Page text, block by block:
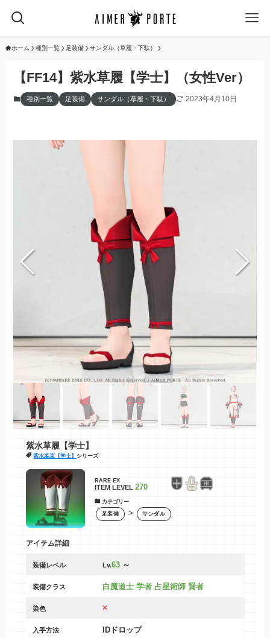
ホーム 種別一覧 足装備 サンダル（草履・下駄）
【FF14】紫水草履【学士】（女性Ver）
種別一覧 足装備 サンダル（草履・下駄） 2023年4月10日
紫水草履【学士】
紫水装束【学士】 シリーズ
RARE EX
ITEM LEVEL 270
カテゴリー
足装備 > サンダル
アイテム詳細
装備レベル Lv.63～
装備クラス 白魔道士 学者 占星術師 賢者
染色 ×
入手方法 IDドロップ